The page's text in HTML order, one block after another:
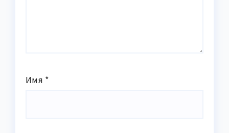
Имя *